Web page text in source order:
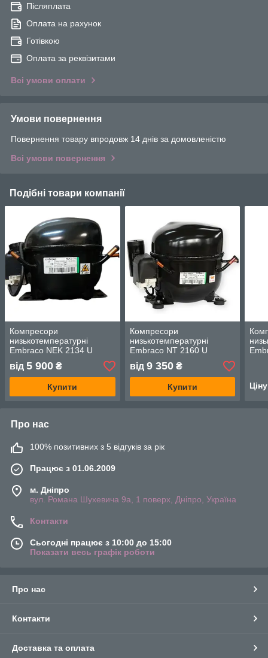
Післяплата
Оплата на рахунок
Готівкою
Оплата за реквізитами
Всі умови оплати
Умови повернення
Повернення товару впродовж 14 днів за домовленістю
Всі умови повернення
Подібні товари компанії
Компресори
низькотемпературні
Embraco NEK 2134 U
від 5 900 ₴
Купити
Компресори
низькотемпературні
Embraco NT 2160 U
від 9 350₴
Купити
Про нас
100% позитивних з 5 відгуків за рік
Працює з 01.06.2009
м. Дніпро
вул. Романа Шухевича 9а, 1 поверх, Дніпро, Україна
Контакти
Сьогодні працює з 10:00 до 15:00
Показати весь графік роботи
Про нас
Контакти
Доставка та оплата